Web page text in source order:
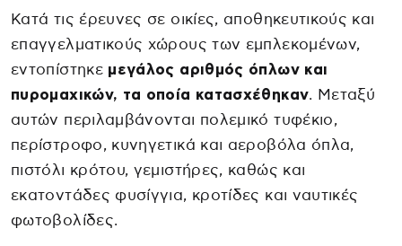
Κατά τις έρευνες σε οικίες, αποθηκευτικούς και
επαγγελματικούς χώρους των εμπλεκομένων,
εντοπίστηκε μεγάλος αριθμός όπλων και
πυρομαχικών, τα οποία κατασχέθηκαν. Μεταξύ
αυτών περιλαμβάνονται πολεμικό τυφέκιο,
περίστροφο, κυνηγετικά και αεροβόλα όπλα,
πιστόλι κρότου, γεμιστήρες, καθώς και
εκατοντάδες φυσίγγια, κροτίδες και ναυτικές
φωτοβολίδες.